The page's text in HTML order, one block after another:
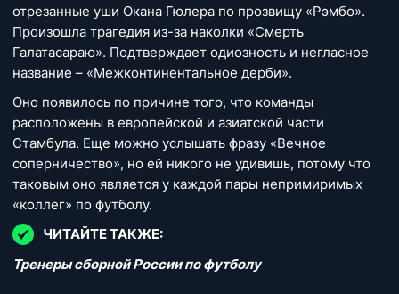
отрезанные уши Окана Гюлера по прозвищу «Рэмбо».
Произошла трагедия из-за наколки «Смерть
Галатасараю». Подтверждает одиозность и негласное
название – «Межконтинентальное дерби».
Оно появилось по причине того, что команды
расположены в европейской и азиатской части
Стамбула. Еще можно услышать фразу «Вечное
соперничество», но ей никого не удивишь, потому что
таковым оно является у каждой пары непримиримых
«коллег» по футболу.
ЧИТАЙТЕ ТАКЖЕ:
Тренеры сборной России по футболу